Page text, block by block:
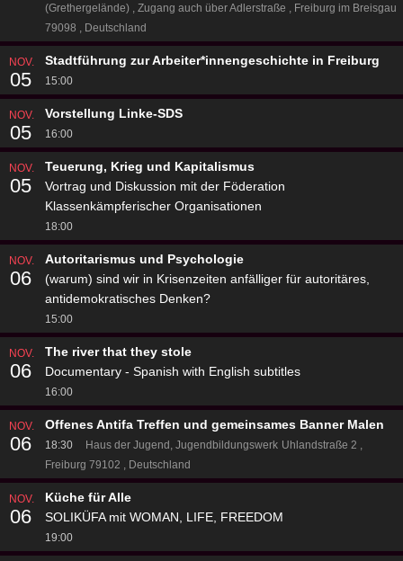
(Grethergelände)
Zugang auch über Adlerstraße
Freiburg im Breisgau
79098
Deutschland
NOV.
05
Stadtführung zur Arbeiter*innengeschichte in Freiburg
15:00
NOV.
05
Vorstellung Linke-SDS
16:00
NOV.
05
Teuerung, Krieg und Kapitalismus
Vortrag und Diskussion mit der Föderation
Klassenkämpferischer Organisationen
18:00
NOV.
06
Autoritarismus und Psychologie
(warum) sind wir in Krisenzeiten anfälliger für autoritäres,
antidemokratisches Denken?
15:00
NOV.
06
The river that they stole
Documentary - Spanish with English subtitles
16:00
NOV.
06
Offenes Antifa Treffen und gemeinsames Banner Malen
18:30 Haus der Jugend, Jugendbildungswerk Uhlandstraße 2
Freiburg 79102
Deutschland
NOV.
06
Küche für Alle
SOLIKÜFA mit WOMAN, LIFE, FREEDOM
19:00